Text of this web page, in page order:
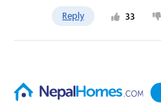
Reply 33